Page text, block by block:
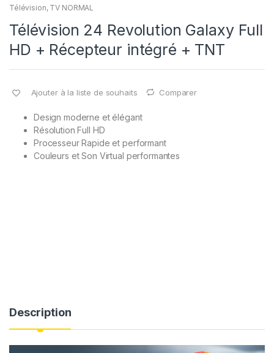
Télévision, TV NORMAL
Télévision 24 Revolution Galaxy Full
HD + Récepteur intégré + TNT
Ajouter à la liste de souhaits Comparer
Design moderne et élégant
Résolution Full HD
Processeur Rapide et performant
Couleurs et Son Virtual performantes
Description